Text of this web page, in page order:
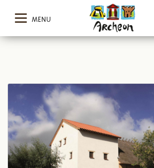
MENU